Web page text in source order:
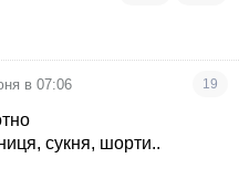
в 07:06 19
сукня, шорти..